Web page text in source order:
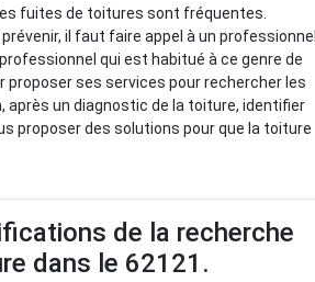
fuites de toitures sont fréquentes.
il faut faire appel à un professionnel.
qui est habitué à ce genre de
ses services pour rechercher les
après un diagnostic de la toiture, identifier
proposer des solutions pour que la toiture
de la recherche
dans le 62121.